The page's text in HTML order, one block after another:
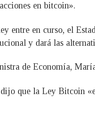
en bitcoin».
entre en curso, el
y dará las
de Economía,
que la Ley Bitcoin